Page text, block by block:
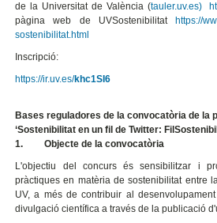
de la Universitat de València (tauler.uv.es)
pàgina web de UVSostenibilitat https://
sostenibilitat.html
Inscripció:
https://ir.uv.es/khc1SI6
Bases reguladores de la convocatòria de la
‘Sostenibilitat en un fil de Twitter:
1. Objecte de la convocatòria
L'objectiu del concurs és sensibilitzar i
pràctiques en matèria de sostenibilitat entre
UV, a més de contribuir al
divulgació científica a través de la publicació